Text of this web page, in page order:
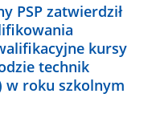
PSP zatwierdził
kursy
technik
w roku szkolnym